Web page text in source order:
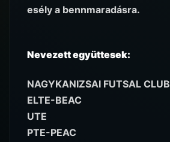
esély a bennmaradásra.
Nevezett együttesek:
NAGYKANIZSAI FUTSAL CLUB
ELTE-BEAC
UTE
PTE-PEAC